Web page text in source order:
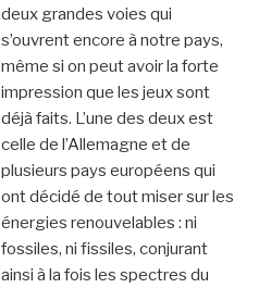
deux grandes voies qui
s’ouvrent encore à notre pays,
même si on peut avoir la forte
impression que les jeux sont
déjà faits. L’une des deux est
celle de l’Allemagne et de
plusieurs pays européens qui
ont décidé de tout miser sur les
énergies renouvelables : ni
fossiles, ni fissiles, conjurant
ainsi à la fois les spectres du